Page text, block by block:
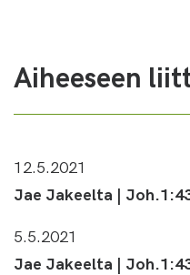
Aiheeseen
12.5.2021
Jae Jakeelta |
5.5.2021
Jae Jakeelta |